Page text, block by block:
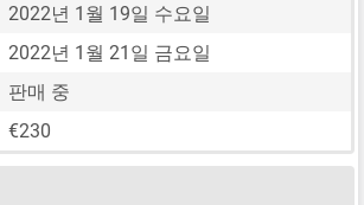
2022년 1월 19일 수요일
2022년 1월 21일 금요일
판매 중
€230